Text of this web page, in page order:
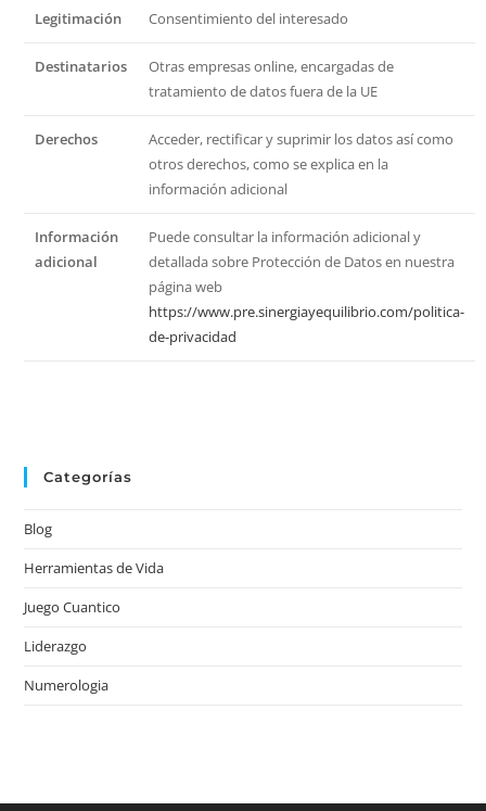
Legitimación Consentimiento del interesado
Destinatarios
Otras empresas online, encargadas de
tratamiento de datos fuera de la UE
Derechos
Acceder, rectificar y suprimir los datos así como
otros derechos, como se explica en la
información adicional
Información
adicional
Puede consultar la información adicional y
detallada sobre Protección de Datos en nuestra
página web
https://www.pre.sinergiayequilibrio.com/politica-
de-privacidad
Categorías
Blog
Herramientas de Vida
Juego Cuantico
Liderazgo
Numerologia